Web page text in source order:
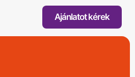
Ajánlatot kérek